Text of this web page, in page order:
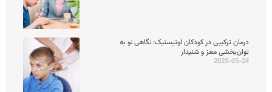
درمان ترکیبی در کودکان اوتیستیک: نگاهی نو به
توان‌بخشی مغز و شنیدار
2025-05-24